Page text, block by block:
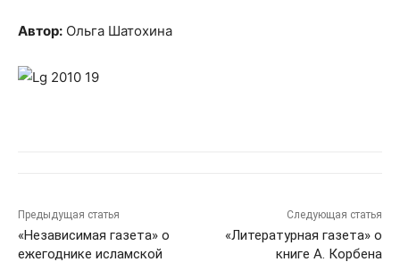
Автор: Ольга Шатохина
Предыдущая статья
«Независимая газета» о
ежегоднике исламской
Следующая статья
«Литературная газета» о
книге А. Корбена